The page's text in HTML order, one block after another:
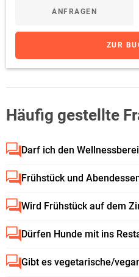
ANFRAGEN
ZUR
Häufig gestellte
Darf ich den
Frühstück und
Wird Frühstück auf dem
Dürfen Hunde mit ins
Gibt es vegetarische/